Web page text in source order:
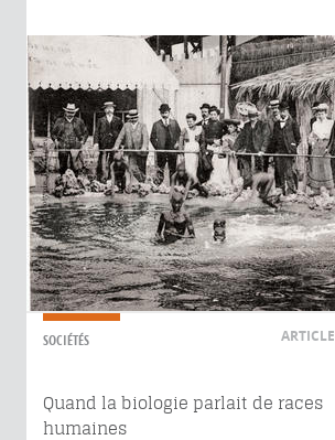
SOCIÉTÉS ARTICLE
Quand la biologie parlait de races
humaines